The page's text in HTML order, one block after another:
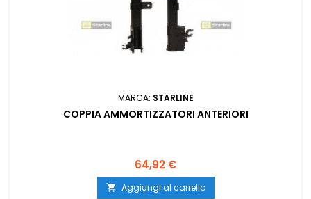
MARCA: STARLINE
COPPIA AMMORTIZZATORI ANTERIORI
Prezzo
64,92 €
 Aggiungi al carrello